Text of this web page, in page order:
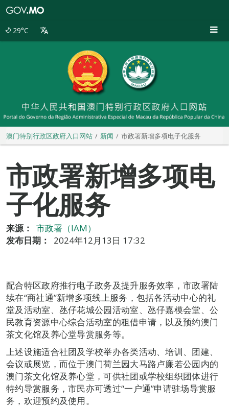
29°C
澳门特别行政区政府入口网站 新闻 市政署新增多项电子化服务
市政署新增多项电
子化服务
来源：
市政署（IAM）
发布日期：
2024年12月13日 17:32
配合特区政府推行电子政务及提升服务效率，市政署陆
续在“商社通”新增多项线上服务，包括各活动中心的礼
堂及活动室、氹仔花城公园活动室、氹仔嘉模会堂、公
民教育资源中心综合活动室的租借申请，以及预约澳门
茶文化馆及养心堂导赏服务等。
上述设施适合社团及学校举办各类活动、培训、团建、
会议或展览，而位于澳门荷兰园大马路卢廉若公园内的
澳门茶文化馆及养心堂，可供社团或学校组织团体进行
特约导赏服务，市民亦可透过“一户通”申请驻场导赏服
务，欢迎预约及使用。